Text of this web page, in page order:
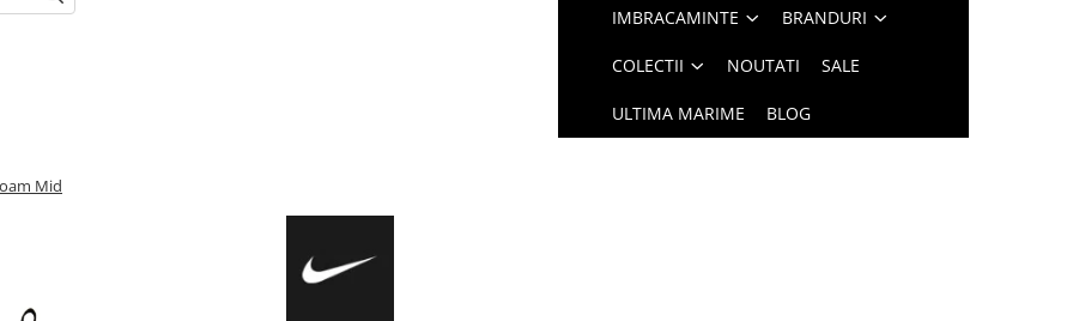
IMBRACAMINTE BRANDURI
COLECTII NOUTATI SALE
ULTIMA MARIME BLOG
Mid